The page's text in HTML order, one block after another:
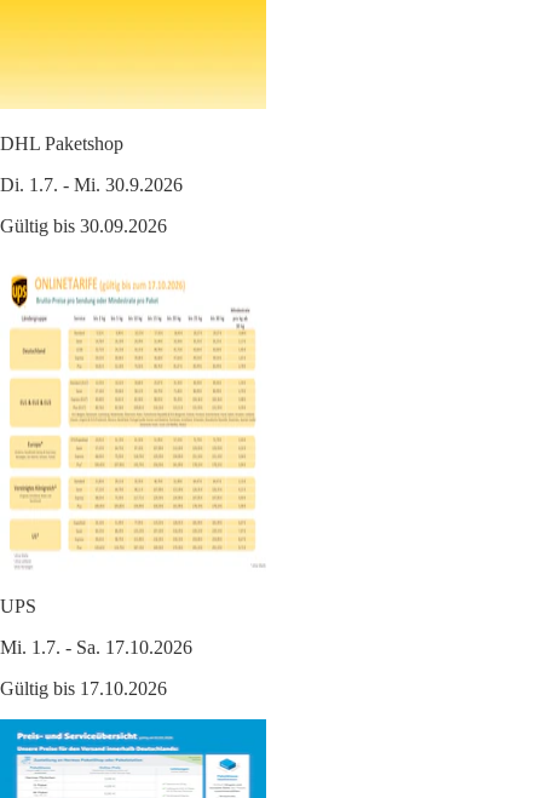
DHL Paketshop
Di. 1.7. - Mi. 30.9.2026
Gültig bis 30.09.2026
UPS
Mi. 1.7. - Sa. 17.10.2026
Gültig bis 17.10.2026